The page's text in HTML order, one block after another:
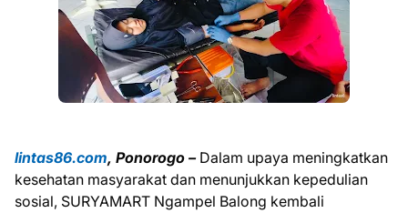
lintas86.com, Ponorogo – Dalam upaya meningkatkan
kesehatan masyarakat dan menunjukkan kepedulian
sosial, SURYAMART Ngampel Balong kembali